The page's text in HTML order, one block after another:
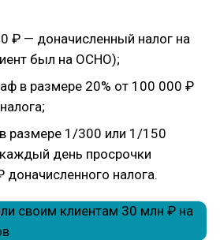
₽ — доначисленный налог на
был на ОСНО);
в размере 20% от 100 000 ₽
размере 1/300 или 1/150
день просрочки
налога.